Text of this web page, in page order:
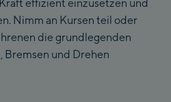
effizient einzusetzen und
Nimm an Kursen teil oder
die grundlegenden
Bremsen und Drehen